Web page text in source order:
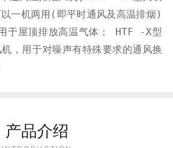
一机两用(即平时通风及高温排烟)
屋顶排放高温气体； HTF -X型
，用于对噪声有特殊要求的通风换
产品介绍